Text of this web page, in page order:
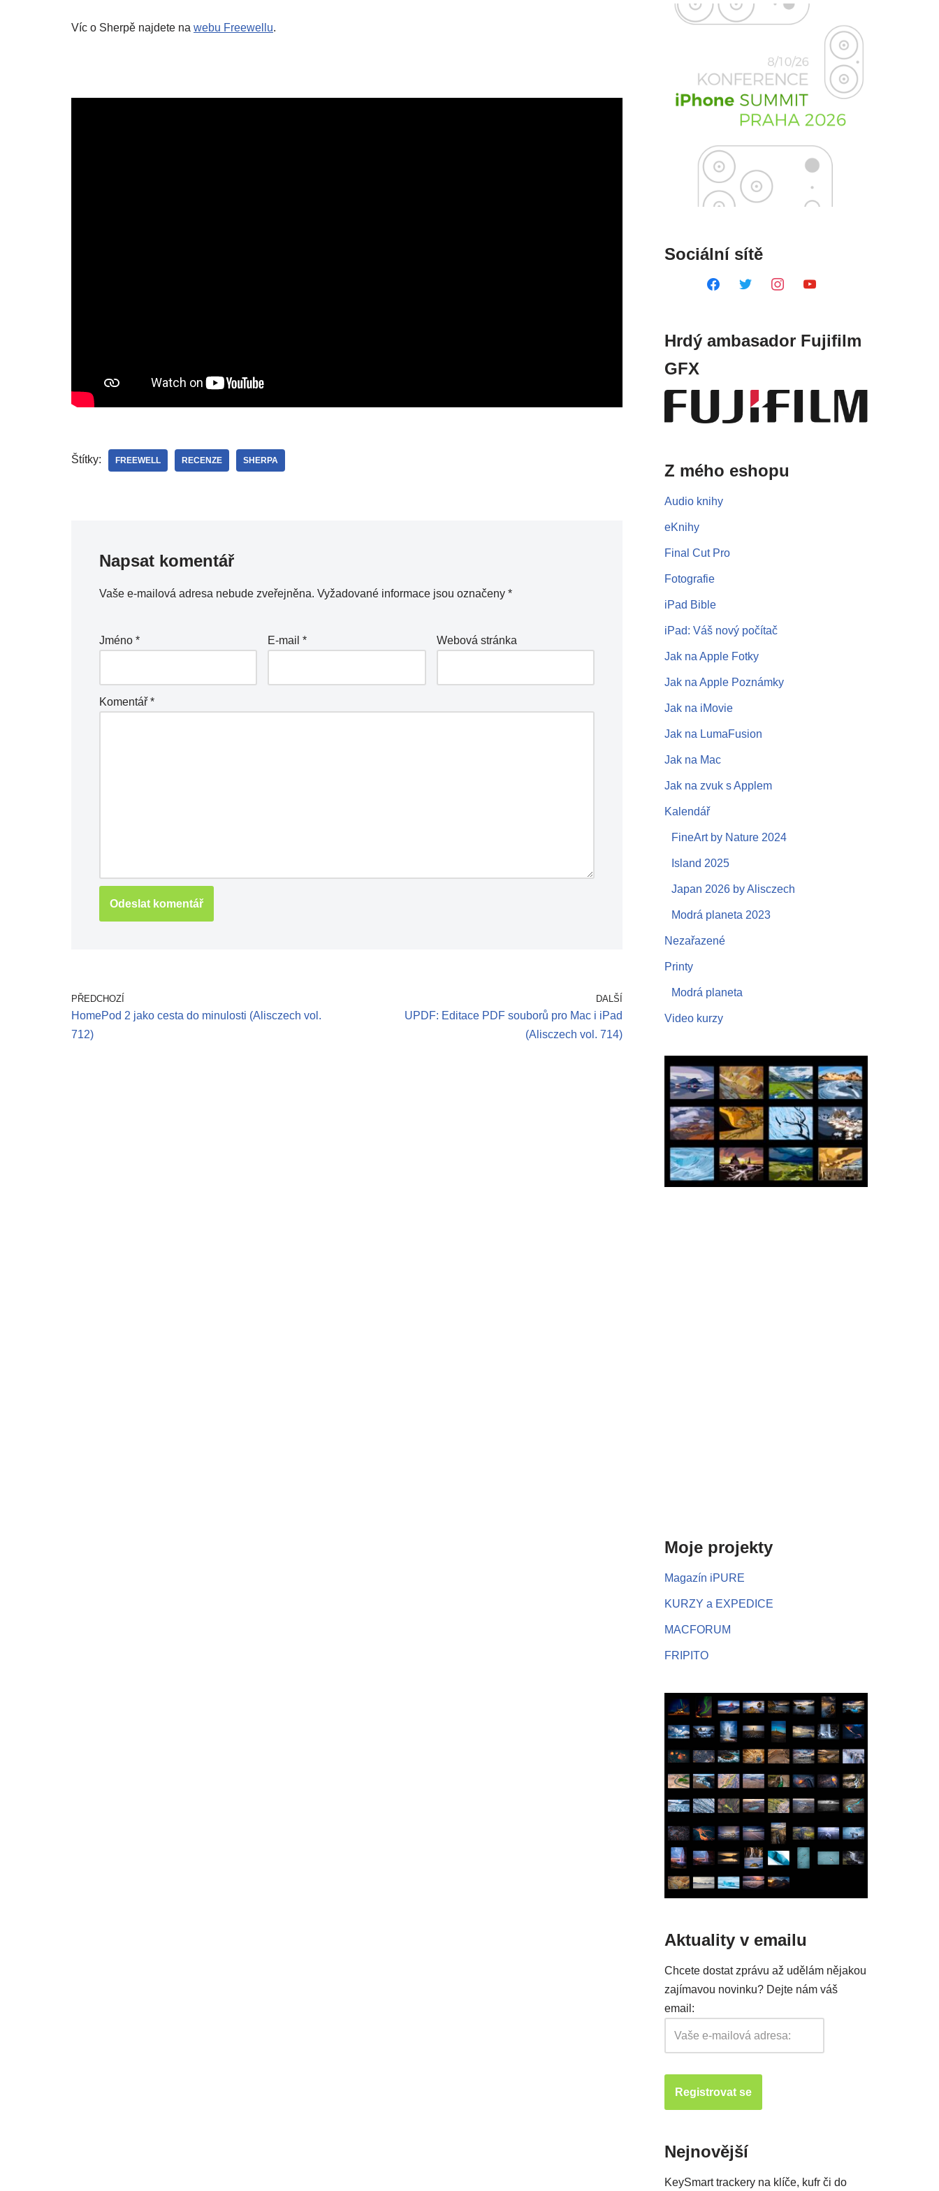
Víc o Sherpě najdete na webu Freewellu.
Štítky: FREEWELL RECENZE SHERPA
Napsat komentář
Vaše e-mailová adresa nebude zveřejněna. Vyžadované informace jsou označeny *
Jméno * E-mail* Webová stránka
Komentář *
PŘEDCHOZÍ
HomePod 2 jako cesta do minulosti (Alisczech vol.
712)
DALŠÍ
UPDF: Editace PDF souborů pro Mac i iPad
(Alisczech vol. 714)
Sociální sítě
Hrdý ambasador Fujifilm
GFX
Z mého eshopu
Audio knihy
eKnihy
Final Cut Pro
Fotografie
iPad Bible
iPad: Váš nový počítač
Jak na Apple Fotky
Jak na Apple Poznámky
Jak na iMovie
Jak na LumaFusion
Jak na Mac
Jak na zvuk s Applem
Kalendář
FineArt by Nature 2024
Island 2025
Japan 2026 by Alisczech
Modrá planeta 2023
Nezařazené
Printy
Modrá planeta
Video kurzy
Moje projekty
Magazín iPURE
KURZY a EXPEDICE
MACFORUM
FRIPITO
Aktuality v emailu
Chcete dostat zprávu až udělám nějakou
zajímavou novinku? Dejte nám váš
email:
Nejnovější
KeySmart trackery na klíče, kufr či do